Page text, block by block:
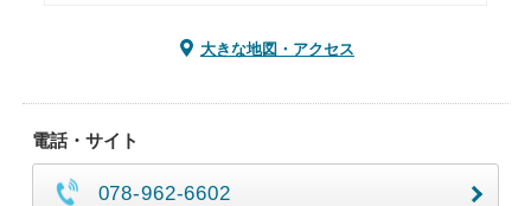
大きな地図・アクセス
電話・サイト
078-962-6602